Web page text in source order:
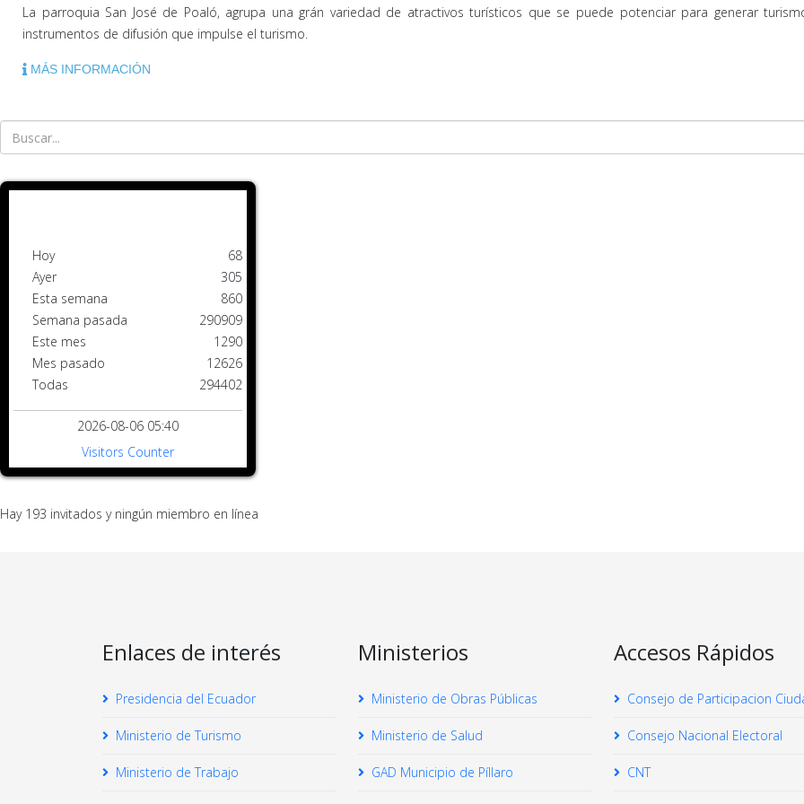
La parroquia San José de Poaló, agrupa una grán variedad de atractivos turísticos que se puede potenciar para generar
instrumentos de difusión que impulse el turismo.
MÁS INFORMACIÓN
Hoy
Ayer
Esta semana
Semana pasada
Este mes
Mes pasado
Todas
68
305
860
290909
1290
12626
294402
2026-08-06 05:40
Visitors Counter
Hay 193 invitados y ningún miembro en línea
Enlaces de interés
Presidencia del Ecuador
Ministerio de Turismo
Ministerio de Trabajo
Ministerios
Ministerio de Obras Públicas
Ministerio de Salud
GAD Municipio de Píllaro
Accesos Rápidos
Consejo de Participacion
Consejo Nacional Electoral
CNT